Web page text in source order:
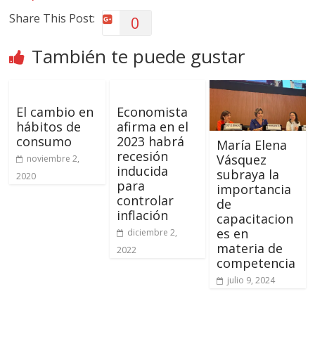
Share This Post: 0
También te puede gustar
El cambio en
hábitos de
consumo
noviembre 2,
2020
Economista
afirma en el
2023 habrá
recesión
inducida
para
controlar
inflación
diciembre 2,
2022
María Elena
Vásquez
subraya la
importancia
de
capacitacion
es en
materia de
competencia
julio 9, 2024